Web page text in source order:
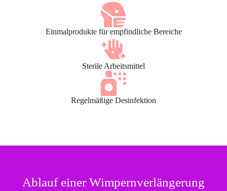
Einmalprodukte für empfindliche Bereiche
Sterile Arbeitsmittel
Regelmäßige Desinfektion
Ablauf einer Wimpernverlängerung